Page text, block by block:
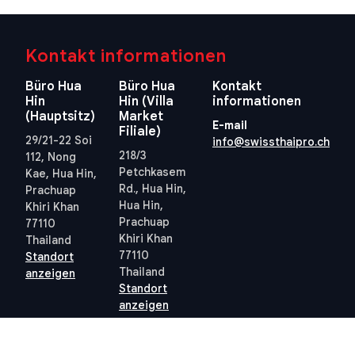
Kontakt informationen
Büro Hua
Hin
(Hauptsitz)
29/21-22 Soi
112, Nong
Kae, Hua Hin,
Prachuap
Khiri Khan
77110
Thailand
Standort
anzeigen
Büro Hua
Hin (Villa
Market
Filiale)
218/3
Petchkasem
Rd., Hua Hin,
Hua Hin,
Prachuap
Khiri Khan
77110
Thailand
Standort
anzeigen
Kontakt
informationen
E-mail
info@swissthaipro.ch